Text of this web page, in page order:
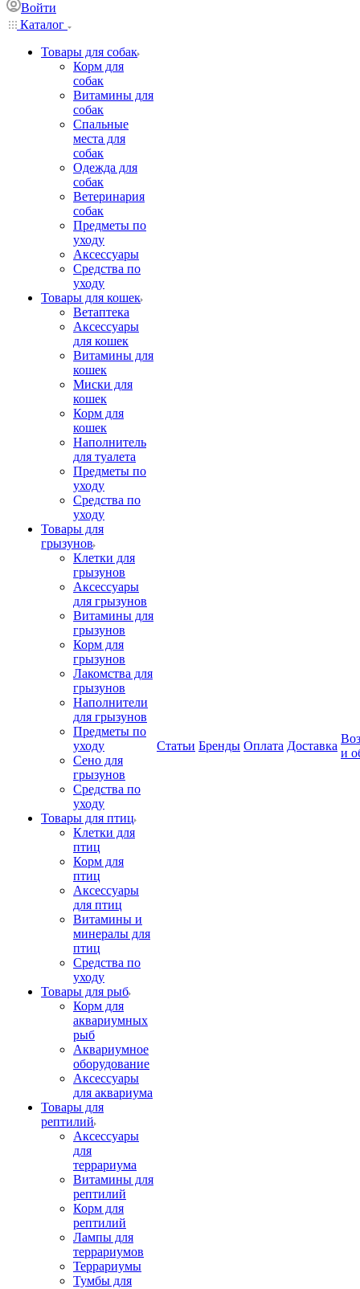
Войти
Каталог
Товары для собак
Корм для
собак
Витамины для
собак
Спальные
места для
собак
Одежда для
собак
Ветеринария
собак
Предметы по
уходу
Аксессуары
Средства по
уходу
Товары для кошек
Ветаптека
Аксессуары
для кошек
Витамины для
кошек
Миски для
кошек
Корм для
кошек
Наполнитель
для туалета
Предметы по
уходу
Средства по
уходу
Товары для
грызунов
Клетки для
грызунов
Аксессуары
для грызунов
Витамины для
грызунов
Корм для
грызунов
Лакомства для
грызунов
Наполнители
для грызунов
Предметы по
уходу
Сено для
грызунов
Средства по
уходу
Товары для птиц
Клетки для
птиц
Корм для
птиц
Аксессуары
для птиц
Витамины и
минералы для
птиц
Средства по
уходу
Товары для рыб
Корм для
аквариумных
рыб
Аквариумное
оборудование
Аксессуары
для аквариума
Товары для
рептилий
Аксессуары
для
террариума
Витамины для
рептилий
Корм для
рептилий
Лампы для
террариумов
Террариумы
Тумбы для
Статьи Бренды Оплата Доставка
и